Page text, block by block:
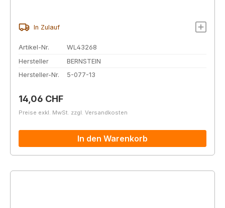
In Zulauf
Artikel-Nr.
WL43268
Hersteller
BERNSTEIN
Hersteller-Nr.
5-077-13
Regulärer Preis:
14,06 CHF
Preise exkl. MwSt. zzgl. Versandkosten
In den Warenkorb